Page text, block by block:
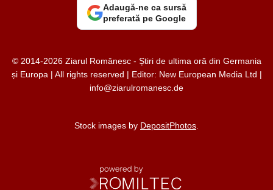
Adaugă-ne ca sursă
preferată pe Google
© 2014-2026 Ziarul Românesc - Știri de ultima oră din Germania
și Europa | All rights reserved | Editor: New European Media Ltd |
info@ziarulromanesc.de
Stock images by DepositPhotos.